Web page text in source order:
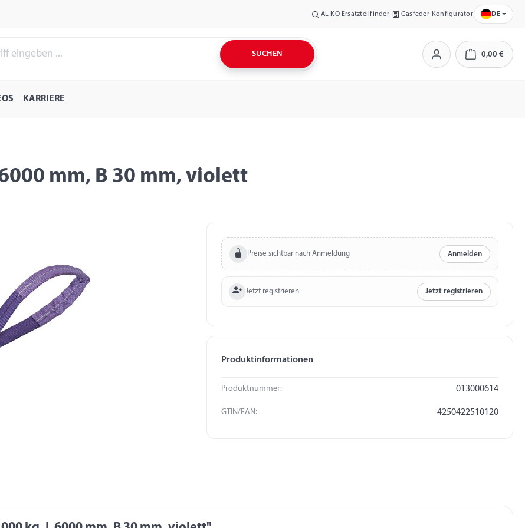
AL-KO Ersatzteilfinder Gasfeder-Konfigurator DE
SUCHEN 0,00 €
KARRIERE
mm, B 30 mm, violett
Preise sichtbar nach Anmeldung Anmelden
Jetzt registrieren Jetzt registrieren
Produktinformationen
Produktnummer: 013000614
GTIN/EAN: 4250422510120